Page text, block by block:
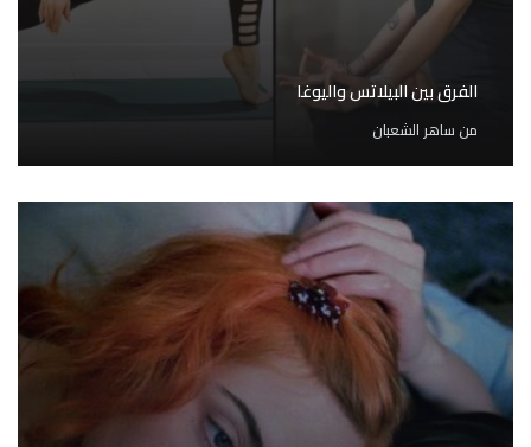
الفرق بين البيلاتس واليوغا
من ساهر الشعبان